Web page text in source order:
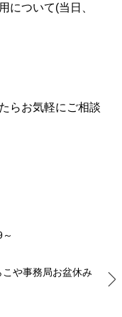
について(当日、
り（
らお気軽にご相談
こや事務局お盆休み